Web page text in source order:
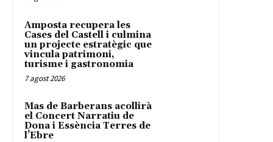
Amposta recupera les
Cases del Castell i culmina
un projecte estratègic que
vincula patrimoni,
turisme i gastronomia
7 agost 2026
Mas de Barberans acollirà
el Concert Narratiu de
Dona i Essència Terres de
l’Ebre